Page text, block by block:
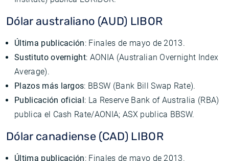
Dólar australiano (AUD) LIBOR
Última publicación: Finales de mayo de 2013.
Sustituto overnight: AONIA (Australian Overnight Index
Average).
Plazos más largos: BBSW (Bank Bill Swap Rate).
Publicación oficial: La Reserve Bank of Australia (RBA)
publica el Cash Rate/AONIA; ASX publica BBSW.
Dólar canadiense (CAD) LIBOR
Última publicación: Finales de mayo de 2013.